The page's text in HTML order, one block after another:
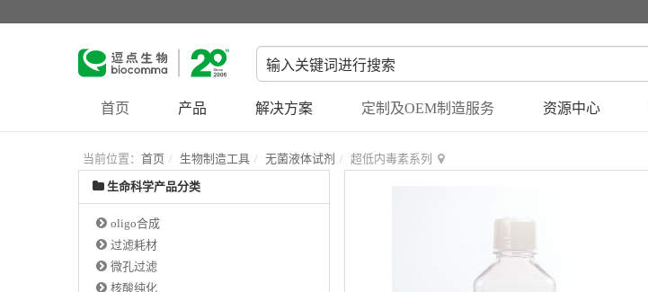
首页 产品 解决方案 定制及OEM制造服务 资源中心
当前位置： 首页 生物制造工具 无菌液体试剂 超低内毒素系列
生命科学产品分类
oligo合成
过滤耗材
微孔过滤
核酸纯化